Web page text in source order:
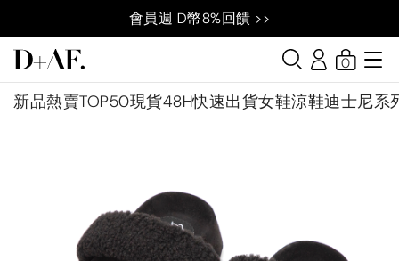
會員週 D幣8%回饋 >>
新品熱賣TOP50現貨48H快速出貨女鞋涼鞋迪士尼系
0